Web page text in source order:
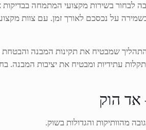
לבחור בשירות מקצועי המתמחה
על נכסכם לאורך זמן. עם צוות
לפני טופס 4 הם חלק בלתי נפרד מהתהליך
עתידיות ומבטיח את יציבות המבנה.
מהוותיקות והגדולות בשוק.